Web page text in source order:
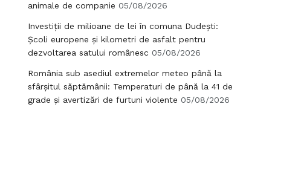
animale de companie 05/08/2026
Investiții de milioane de lei în comuna Dudești:
Școli europene și kilometri de asfalt pentru
dezvoltarea satului românesc 05/08/2026
România sub asediul extremelor meteo până la
sfârșitul săptămânii: Temperaturi de până la 41 de
grade și avertizări de furtuni violente 05/08/2026